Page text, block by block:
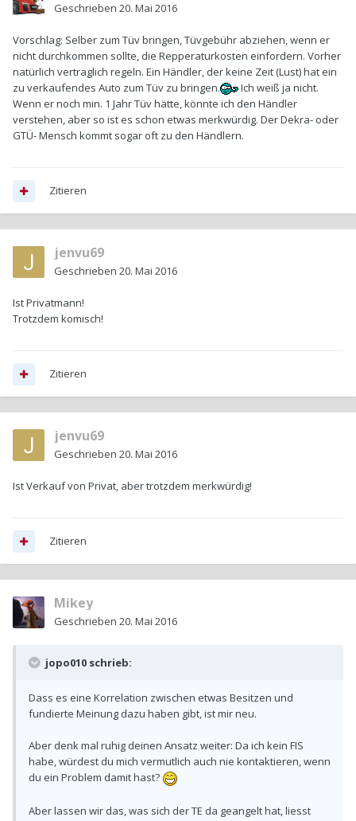
Geschrieben 20. Mai 2016
Vorschlag: Selber zum Tüv bringen, Tüvgebühr abziehen, wenn er
nicht durchkommen sollte, die Repperaturkosten einfordern. Vorher
natürlich vertraglich regeln. Ein Händler, der keine Zeit (Lust) hat ein
zu verkaufendes Auto zum Tüv zu bringen.
Ich weiß ja nicht.
Wenn er noch min. 1 Jahr Tüv hätte, könnte ich den Händler
verstehen, aber so ist es schon etwas merkwürdig. Der Dekra- oder
GTÜ- Mensch kommt sogar oft zu den Händlern.
Zitieren
jenvu69
Geschrieben 20. Mai 2016
Ist Privatmann!
Trotzdem komisch!
Zitieren
jenvu69
Geschrieben 20. Mai 2016
Ist Verkauf von Privat, aber trotzdem merkwürdig!
Zitieren
Mikey
Geschrieben 20. Mai 2016
jopo010 schrieb:
Dass es eine Korrelation zwischen etwas Besitzen und
fundierte Meinung dazu haben gibt, ist mir neu.
Aber denk mal ruhig deinen Ansatz weiter: Da ich kein FIS
habe, würdest du mich vermutlich auch nie kontaktieren, wenn
du ein Problem damit hast?
Aber lassen wir das, was sich der TE da geangelt hat, liesst